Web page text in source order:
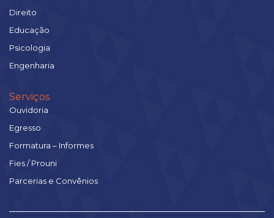
Direito
Educação
Psicologia
Engenharia
Serviços
Ouvidoria
Egresso
Formatura – Informes
Fies / Prouni
Parcerias e Convênios